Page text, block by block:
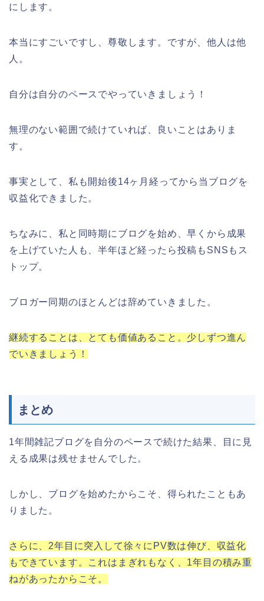
にします。
本当にすごいですし、尊敬します。ですが、他人は他
人。
自分は自分のペースでやっていきましょう！
無理のない範囲で続けていれば、良いことはありま
す。
事実として、私も開始後14ヶ月経ってから当ブログを
収益化できました。
ちなみに、私と同時期にブログを始め、早くから成果
を上げていた人も、半年ほど経ったら投稿もSNSもス
トップ。
ブロガー同期のほとんどは辞めていきました。
継続することは、とても価値あること。少しずつ進ん
でいきましょう！
まとめ
1年間雑記ブログを自分のペースで続けた結果、目に見
える成果は残せませんでした。
しかし、ブログを始めたからこそ、得られたこともあ
りました。
さらに、2年目に突入して徐々にPV数は伸び、収益化
もできています。これはまぎれもなく、1年目の積み重
ねがあったからこそ。